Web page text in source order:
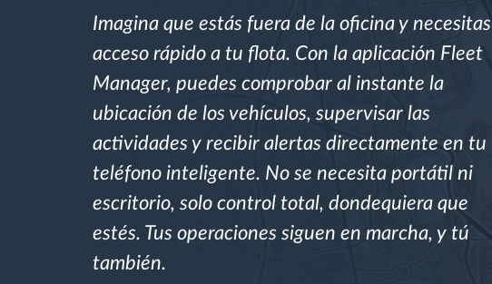
Control de acceso
Gestión de combustible
Planificación y seguimiento de rutas
Identificación automática del
conductor
Imagina que estás fuera de la oficina y necesitas
acceso rápido a tu flota. Con la aplicación Fleet
Manager, puedes comprobar al instante la
ubicación de los vehículos, supervisar las
actividades y recibir alertas directamente en tu
teléfono inteligente. No se necesita portátil ni
escritorio, solo control total, dondequiera que
estés. Tus operaciones siguen en marcha, y tú
también.